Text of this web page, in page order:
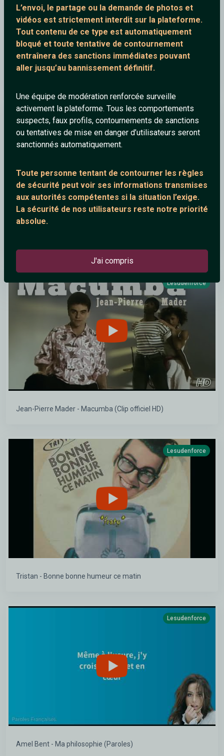
L’envoi, le partage ou la demande de photos et
vidéos est strictement interdit sur la plateforme.
Tout contenu de ce type est automatiquement
bloqué et toute tentative de contournement
entraînera des sanctions immédiates pouvant
aller jusqu’au bannissement définitif.
Une équipe de modération renforcée surveille
activement la plateforme. Tous les comportements
suspects, faux profils, contournements de sanctions
ou tentatives de mise en danger d’utilisateurs seront
sanctionnés automatiquement.
Toute personne tentant de contourner les règles
de sécurité peut voir ses informations transmises
aux autorités compétentes si la situation l’exige.
La sécurité de nos utilisateurs reste notre priorité
absolue.
J'ai compris
Les Rita Mitsouko - Marcia Baïla (Clip Officiel)
Lesudenforce
Jean-Pierre Mader - Macumba (Clip officiel HD)
Lesudenforce
Tristan - Bonne bonne humeur ce matin
Lesudenforce
Amel Bent - Ma philosophie (Paroles)